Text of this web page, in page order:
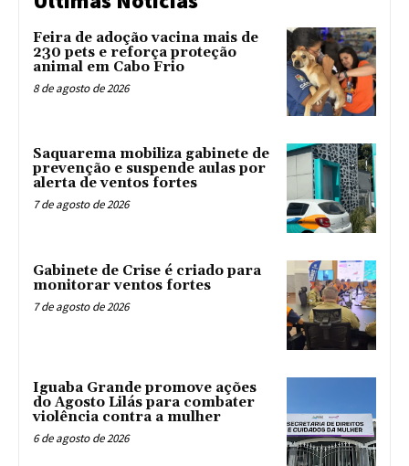
Feira de adoção vacina mais de
230 pets e reforça proteção
animal em Cabo Frio
8 de agosto de 2026
Saquarema mobiliza gabinete de
prevenção e suspende aulas por
alerta de ventos fortes
7 de agosto de 2026
Gabinete de Crise é criado para
monitorar ventos fortes
7 de agosto de 2026
Iguaba Grande promove ações
do Agosto Lilás para combater
violência contra a mulher
6 de agosto de 2026